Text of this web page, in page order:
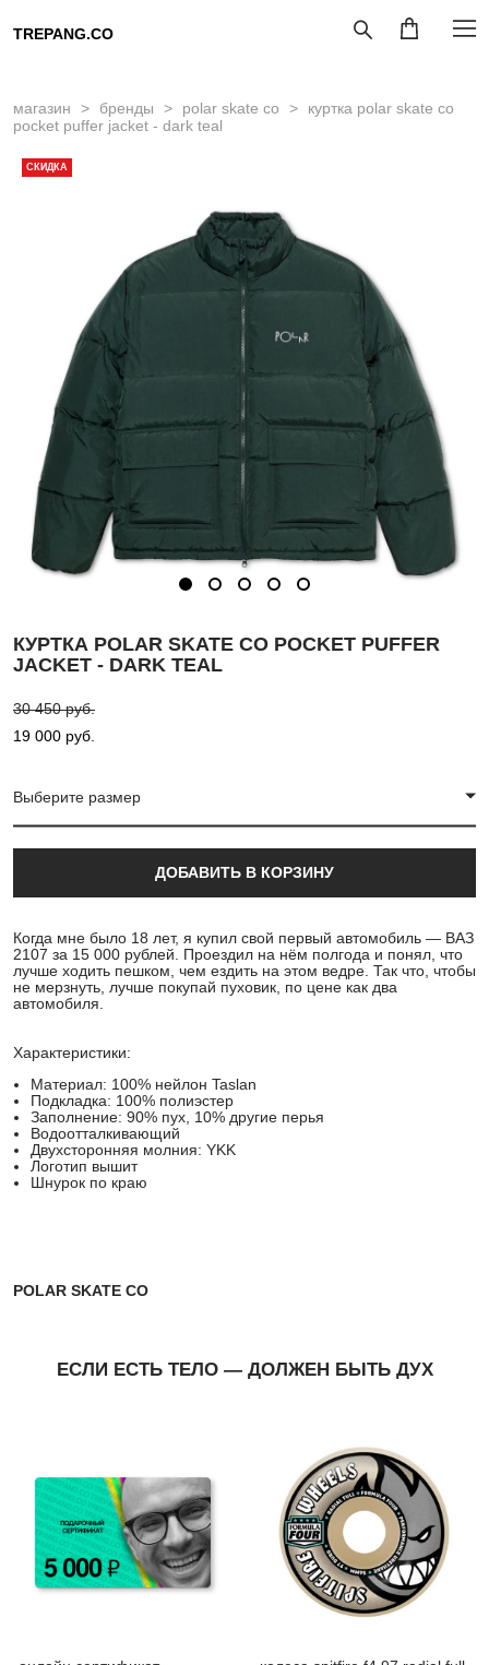
TREPANG.CO
магазин > бренды > polar skate co >
куртка polar skate co
pocket puffer jacket - dark teal
СКИДКА
КУРТКА POLAR SKATE CO POCKET PUFFER
JACKET - DARK TEAL
30 450 pуб.
19 000 pуб.
Выберите размер
ДОБАВИТЬ В КОРЗИНУ
Когда мне было 18 лет, я купил свой первый автомобиль — ВАЗ
2107 за 15 000 рублей. Проездил на нём полгода и понял, что
лучше ходить пешком, чем ездить на этом ведре. Так что, чтобы
не мерзнуть, лучше покупай пуховик, по цене как два
автомобиля.
Характеристики:
Материал: 100% нейлон Taslan
Подкладка: 100% полиэстер
Заполнение: 90% пух, 10% другие перья
Водоотталкивающий
Двухсторонняя молния: YKK
Логотип вышит
Шнурок по краю
POLAR SKATE CO
ЕСЛИ ЕСТЬ ТЕЛО — ДОЛЖЕН БЫТЬ ДУХ